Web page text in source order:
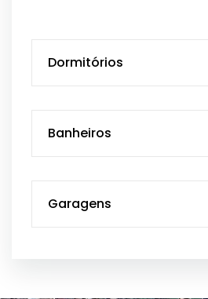
Dormitórios
Banheiros
Garagens